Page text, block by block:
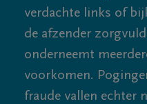
verdachte links of
de afzender
onderneemt
voorkomen.
fraude vallen echter